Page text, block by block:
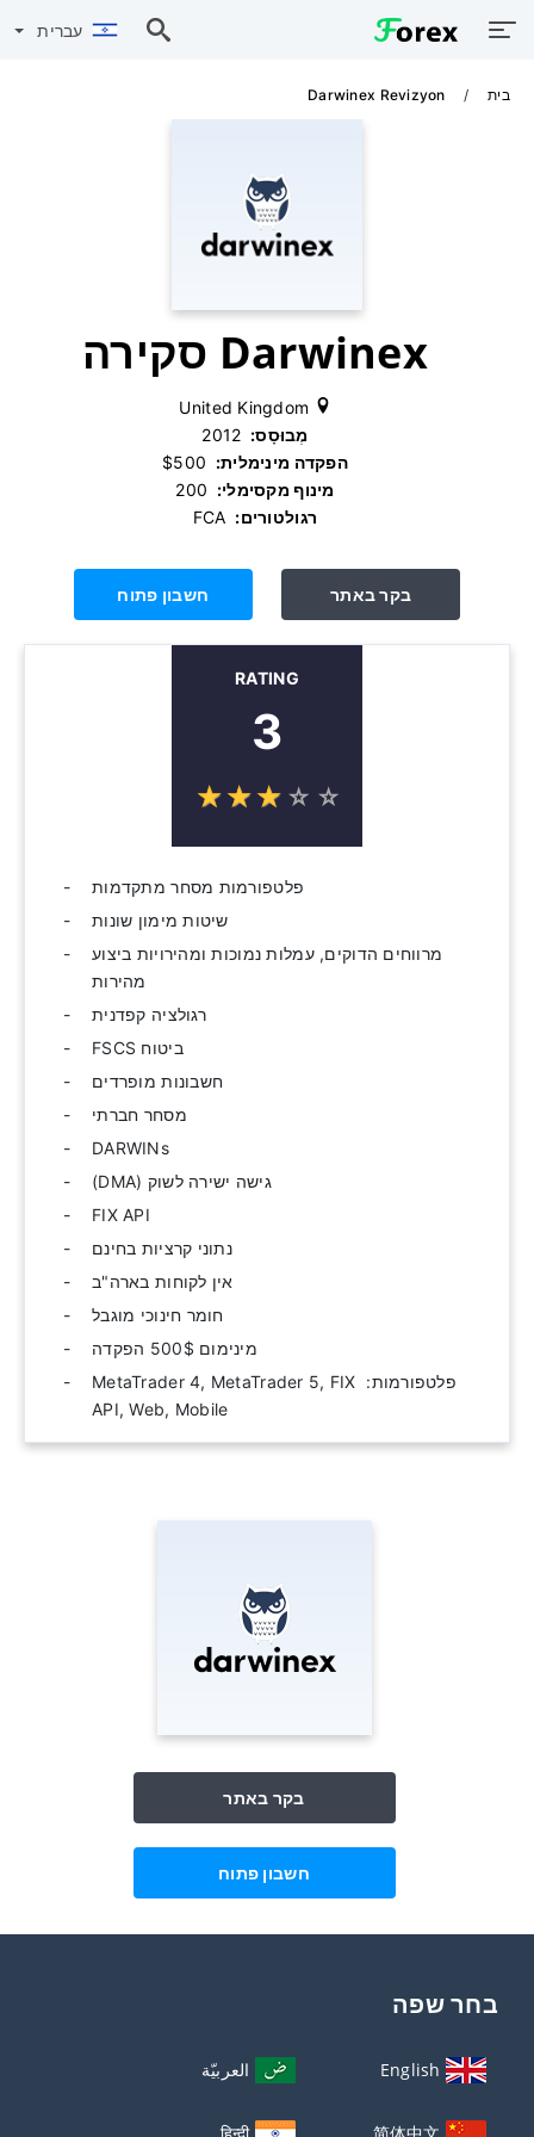
עברית
בית Darwinex Revizyon
Darwinex סקירה
מְבוּסָס:
הפקדה מינימלית:
מינוף מקסימלי:
רגולטורים:
בקר באתר חשבון פתוח
RATING
3
☆☆☆ ☆ ☆
★★★ ★ ★
פלטפורמות מסחר מתקדמות
שיטות מימון שונות
מרווחים הדוקים, עמלות נמוכות ומהירויות ביצוע
מהירות
רגולציה קפדנית
ביטוח FSCS
חשבונות מופרדים
מסחר חברתי
DARWINs
גישה ישירה לשוק (DMA)
FIX API
נתוני קרציות בחינם
אין לקוחות בארה"ב
חומר חינוכי מוגבל
מינימום 500$ הפקדה
פלטפורמות: ‫ MetaTrader 4, MetaTrader 5, FIX
API, Web, Mobile
בקר באתר
חשבון פתוח
בחר שפה
English العربيّة